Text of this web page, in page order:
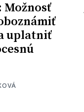
Možnosť
uplatniť